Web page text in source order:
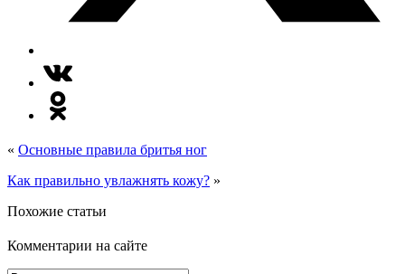
« Основные правила бритья ног
Как правильно увлажнять кожу? »
Похожие статьи
Комментарии на сайте